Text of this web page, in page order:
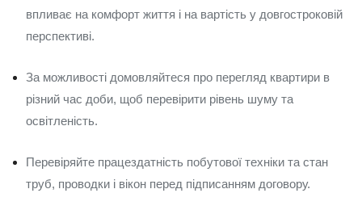
впливає на комфорт життя і на вартість у довгостроковій
перспективі.
За можливості домовляйтеся про перегляд квартири в
різний час доби, щоб перевірити рівень шуму та
освітленість.
Перевіряйте працездатність побутової техніки та стан
труб, проводки і вікон перед підписанням договору.